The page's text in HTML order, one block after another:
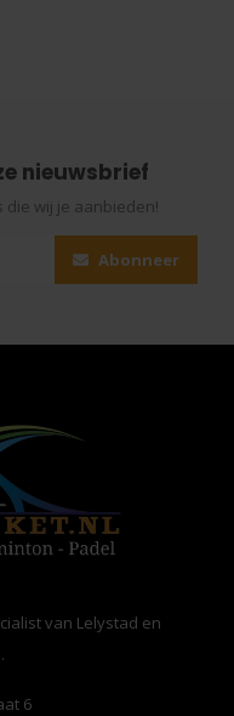
nieuwsbrief
die wij je aanbieden!
Abonneer
van Lelystad en
6